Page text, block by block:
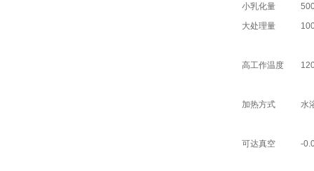
小乳化量
大处理量
高工作温度
加热方式 水
可达真空 -